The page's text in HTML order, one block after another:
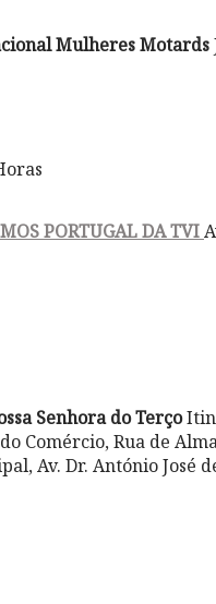
Mulheres Motards
PORTUGAL DA TVI
Senhora do Terço
Comércio, Rua de
Av. Dr. António José